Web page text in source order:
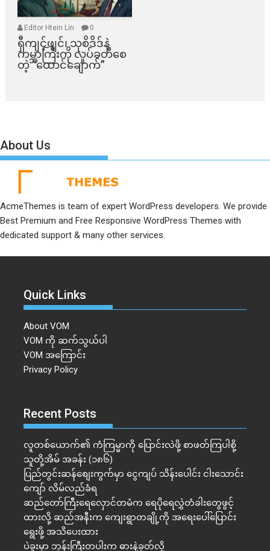
Editor Htein Lin 0
ရှီကျင့်ဖျင်၊ သုစိဒိဒ်နဲ့
ကမ္ဘာကြီးကို လှုပ်ခတ်စေ
တဲ့ “ထောင်ချောက်”
About Us
AcmeThemes is team of expert WordPress developers. We provide
Best Premium and Free Responsive WordPress Themes with
dedicated support & many other services.
Quick Links
About VOM
VOM ကို ဆက်သွယ်ပါ
VOM အကြောင်း
Privacy Policy
Recent Posts
လူတစ်ယောက်၏ ကံကြမ္မာကို ပြောင်းလဲဖို့ စာဖတ်ကြပါစို့
သူတို့အိမ် အခန်း (၁၈၆)
ပြည်တွင်းဆန်စျေးကွက်မှာ ငွေကျပ် သိန်းပေါင်း ငါး​သောင်း
ကျော် လိမ်လည်ခံရ
ဆည်တော်ကြီးရေလှောင်တမံက ရေပိုရေလွှဲတံခါးတွေဖွင့်
ထားလို့ ဆည်အနီးက ကျေးရွာတချို့ကို အရေးပေါ်ပြောင်း
ရွေးဖို့ အသိပေးထား
ပဲခူးမှာ ဘုန်းကြီးတပါးက ဓားနဲ့ခုတ်လို့